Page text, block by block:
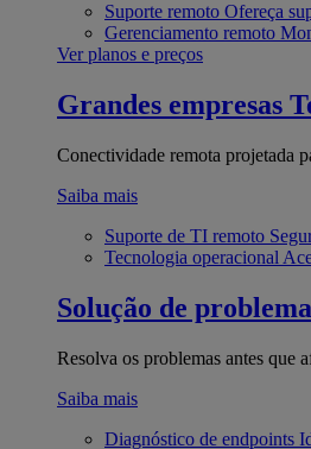
Suporte remoto Ofereça
Gerenciamento remoto
Ver planos e preços
Grandes empresas
Conectividade remota projetada
Saiba mais
Suporte de TI remoto
Tecnologia operacional
Solução de
Resolva os problemas antes que
Saiba mais
Diagnóstico de endpoints